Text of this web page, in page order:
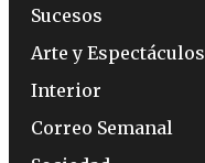
Sucesos
Arte y Espectáculos
Interior
Correo Semanal